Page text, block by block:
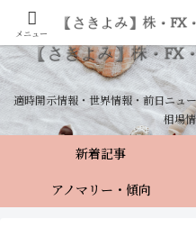
適時開示情報・世界情報・前日ニュ
相場
新着記事
アノマリー・傾向
メニュー